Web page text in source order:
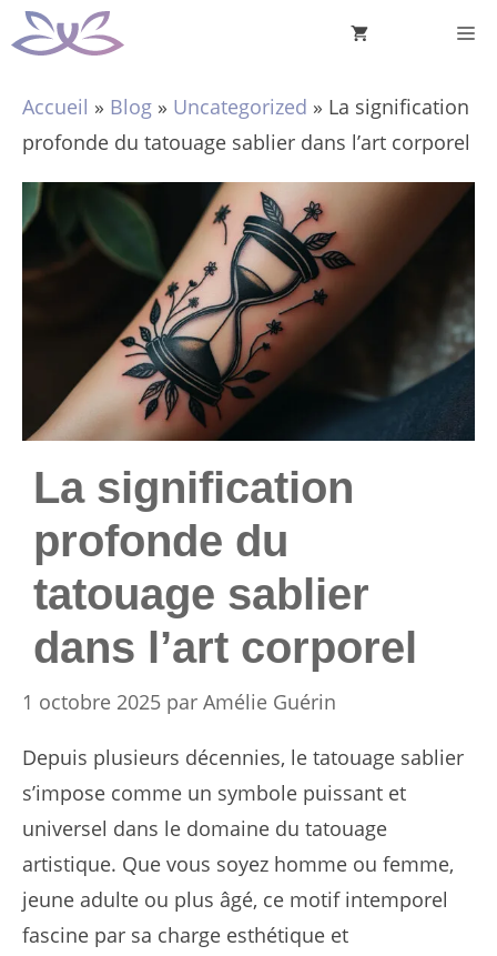
Aller
au
Accueil » Blog » Uncategorized » La signification
profonde du tatouage sablier dans l’art corporel
La signification
profonde du
tatouage sablier
dans l’art corporel
1 octobre 2025 par Amélie Guérin
Depuis plusieurs décennies, le tatouage sablier
s’impose comme un symbole puissant et
universel dans le domaine du tatouage
artistique. Que vous soyez homme ou femme,
jeune adulte ou plus âgé, ce motif intemporel
fascine par sa charge esthétique et